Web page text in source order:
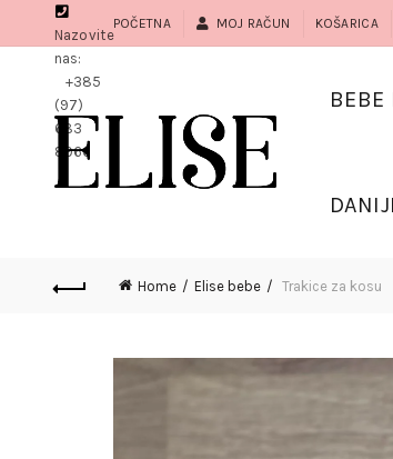
Nazovite
nas:
+385
(97)
683
8966
POČETNA MOJ RAČUN KOŠARICA
BEBE
Home Elise bebe Trakice za kosu